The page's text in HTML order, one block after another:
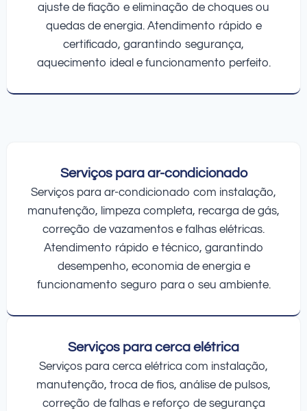
ajuste de fiação e eliminação de choques ou
quedas de energia. Atendimento rápido e
certificado, garantindo segurança,
aquecimento ideal e funcionamento perfeito.
Serviços para ar-condicionado
Serviços para ar-condicionado com instalação,
manutenção, limpeza completa, recarga de gás,
correção de vazamentos e falhas elétricas.
Atendimento rápido e técnico, garantindo
desempenho, economia de energia e
funcionamento seguro para o seu ambiente.
Serviços para cerca elétrica
Serviços para cerca elétrica com instalação,
manutenção, troca de fios, análise de pulsos,
correção de falhas e reforço de segurança